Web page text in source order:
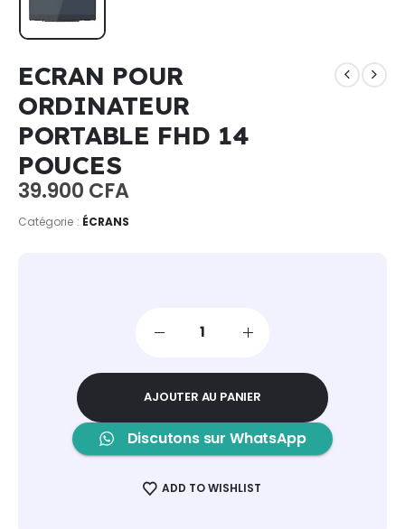
ECRAN POUR
ORDINATEUR
PORTABLE FHD 14
POUCES
39.900 CFA
Catégorie : ÉCRANS
AJOUTER AU PANIER
Discutons sur WhatsApp
ADD TO WISHLIST